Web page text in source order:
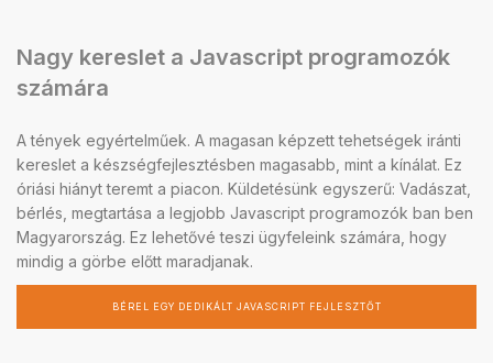
Nagy kereslet a Javascript programozók
számára
A tények egyértelműek. A magasan képzett tehetségek iránti
kereslet a készségfejlesztésben magasabb, mint a kínálat. Ez
óriási hiányt teremt a piacon. Küldetésünk egyszerű: Vadászat,
bérlés, megtartása a legjobb Javascript programozók ban ben
Magyarország. Ez lehetővé teszi ügyfeleink számára, hogy
mindig a görbe előtt maradjanak.
BÉREL EGY DEDIKÁLT JAVASCRIPT FEJLESZTŐT